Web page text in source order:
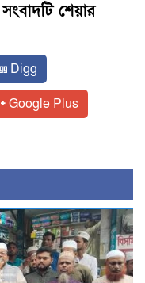
শেয়ার
Digg
Google Plus